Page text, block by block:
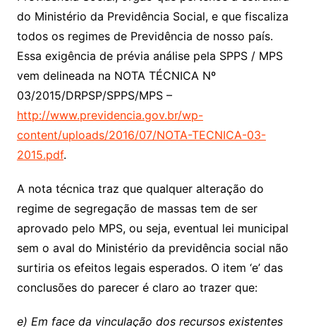
do Ministério da Previdência Social, e que fiscaliza
todos os regimes de Previdência de nosso país.
Essa exigência de prévia análise pela SPPS / MPS
vem delineada na NOTA TÉCNICA Nº
03/2015/DRPSP/SPPS/MPS –
http://www.previdencia.gov.br/wp-
content/uploads/2016/07/NOTA-TECNICA-03-
2015.pdf.
A nota técnica traz que qualquer alteração do
regime de segregação de massas tem de ser
aprovado pelo MPS, ou seja, eventual lei municipal
sem o aval do Ministério da previdência social não
surtiria os efeitos legais esperados. O item ‘e’ das
conclusões do parecer é claro ao trazer que:
e) Em face da vinculação dos recursos existentes